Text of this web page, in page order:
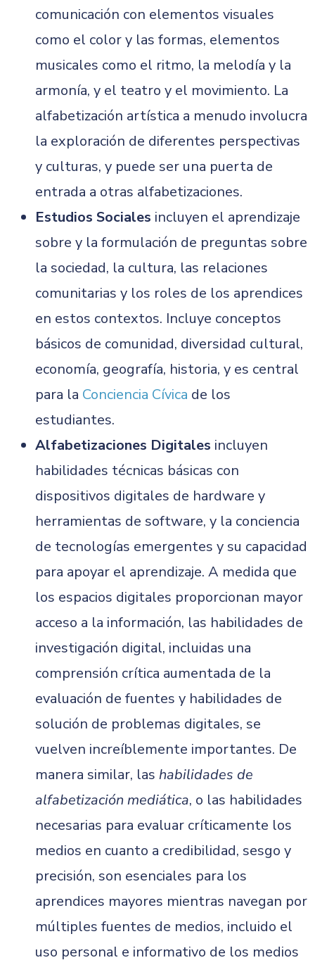
comunicación con elementos visuales
como el color y las formas, elementos
musicales como el ritmo, la melodía y la
armonía, y el teatro y el movimiento. La
alfabetización artística a menudo involucra
la exploración de diferentes perspectivas
y culturas, y puede ser una puerta de
entrada a otras alfabetizaciones.
Estudios Sociales incluyen el aprendizaje
sobre y la formulación de preguntas sobre
la sociedad, la cultura, las relaciones
comunitarias y los roles de los aprendices
en estos contextos. Incluye conceptos
básicos de comunidad, diversidad cultural,
economía, geografía, historia, y es central
para la Conciencia Cívica de los
estudiantes.
Alfabetizaciones Digitales incluyen
habilidades técnicas básicas con
dispositivos digitales de hardware y
herramientas de software, y la conciencia
de tecnologías emergentes y su capacidad
para apoyar el aprendizaje. A medida que
los espacios digitales proporcionan mayor
acceso a la información, las habilidades de
investigación digital, incluidas una
comprensión crítica aumentada de la
evaluación de fuentes y habilidades de
solución de problemas digitales, se
vuelven increíblemente importantes. De
manera similar, las habilidades de
alfabetización mediática, o las habilidades
necesarias para evaluar críticamente los
medios en cuanto a credibilidad, sesgo y
precisión, son esenciales para los
aprendices mayores mientras navegan por
múltiples fuentes de medios, incluido el
uso personal e informativo de los medios